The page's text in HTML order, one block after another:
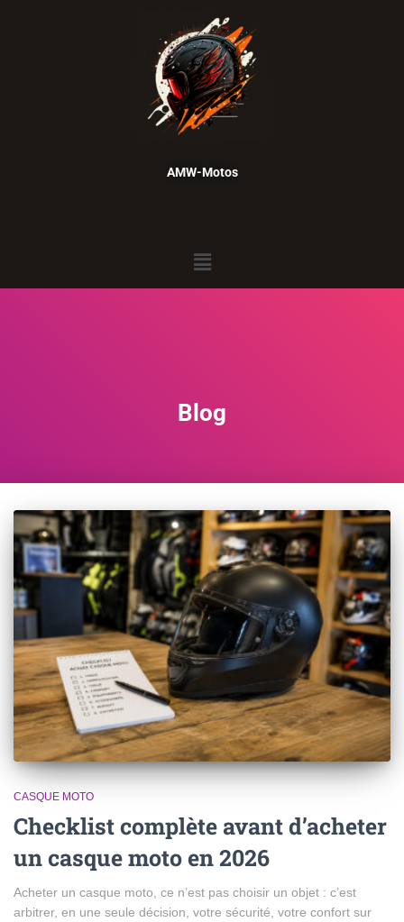
AMW-Motos
Blog
CASQUE MOTO
Checklist complète avant d’acheter
un casque moto en 2026
Acheter un casque moto, ce n’est pas choisir un objet : c’est
arbitrer, en une seule décision, votre sécurité, votre confort sur